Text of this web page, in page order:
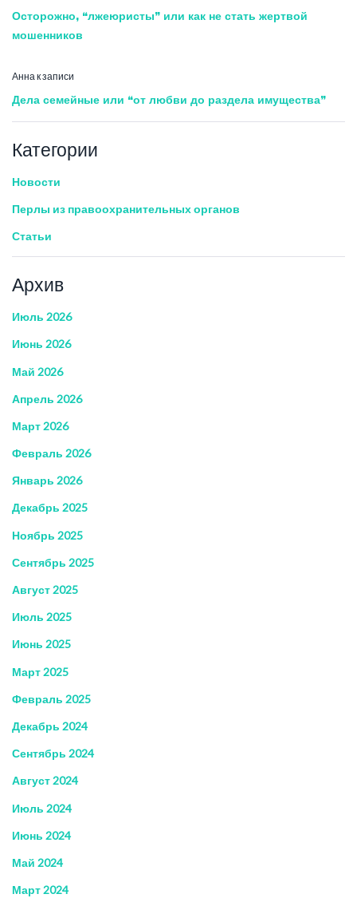
Осторожно, “лжеюристы” или как не стать жертвой
мошенников
Анна к записи
Дела семейные или “от любви до раздела имущества”
Категории
Новости
Перлы из правоохранительных органов
Статьи
Архив
Июль 2026
Июнь 2026
Май 2026
Апрель 2026
Март 2026
Февраль 2026
Январь 2026
Декабрь 2025
Ноябрь 2025
Сентябрь 2025
Август 2025
Июль 2025
Июнь 2025
Март 2025
Февраль 2025
Декабрь 2024
Сентябрь 2024
Август 2024
Июль 2024
Июнь 2024
Май 2024
Март 2024